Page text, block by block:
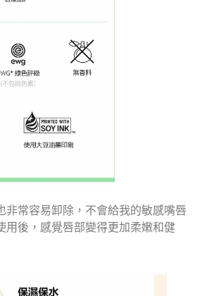
非常容易卸除，不會給我的敏感嘴唇
用後，感覺唇部變得更加柔嫩和健